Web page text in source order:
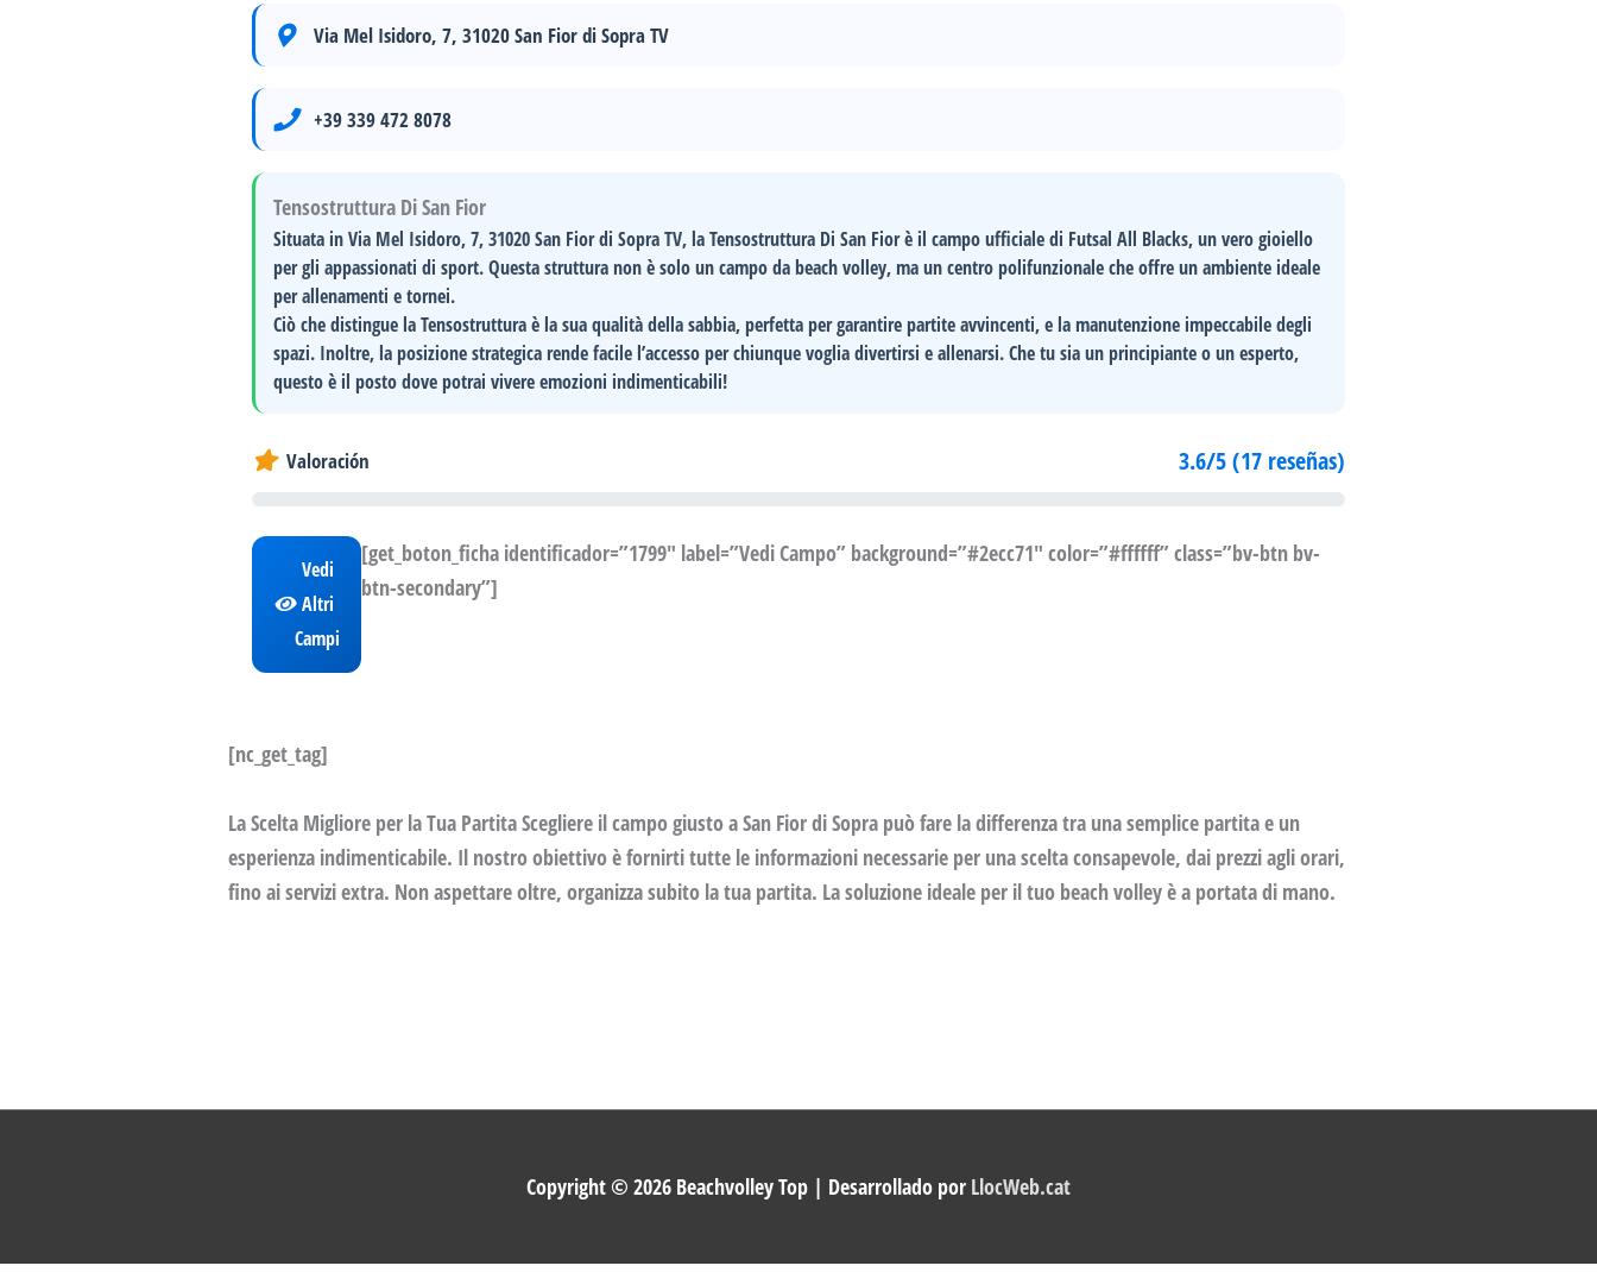
Via Mel Isidoro, 7, 31020 San Fior di Sopra TV
+39 339 472 8078
Tensostruttura Di San Fior
Situata inVia Mel Isidoro, 7, 31020 San Fior di Sopra TV, laTensostruttura Di San Fiorè ilcampo ufficiale di Futsal All Blacks, un vero gioiello
per gli appassionati di sport. Questa struttura non è solo un campo da beach volley, ma un centro polifunzionale che offre un ambiente ideale
per allenamenti e tornei.
Ciò che distingue la Tensostruttura è la suaqualità della sabbia, perfetta per garantire partite avvincenti, e la manutenzione impeccabiledegli
spazi. Inoltre, la posizione strategica rende facile l’accesso per chiunque voglia divertirsi e allenarsi. Che tu sia un principiante o un esperto,
questo è il posto dove potrai vivere emozioni indimenticabili!
Valoración 3.6/5 (17 reseñas)
Vedi
Altri
Campi
[get_boton_ficha identificador=”1799″ label=”Vedi Campo” background=”#2ecc71″ color=”#ffffff” class=”bv-btn bv-
btn-secondary”]
[nc_get_tag]
La Scelta Migliore per la Tua Partita Scegliere il campo giusto a San Fior di Sopra può fare la differenza tra una semplice partita e un
esperienza indimenticabile. Il nostro obiettivo è fornirti tutte le informazioni necessarie per una scelta consapevole, dai prezzi agli orari,
fino ai servizi extra. Non aspettare oltre, organizza subito la tua partita. La soluzione ideale per il tuo beach volley è a portata di mano.
Copyright © 2026 Beachvolley Top | Desarrollado por LlocWeb.cat